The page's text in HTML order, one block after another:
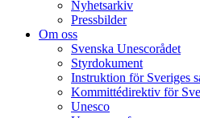
Nyhetsarkiv
Pressbilder
Om oss
Svenska Unescorådet
Styrdokument
Instruktion för Sveriges
Kommittédirektiv för
Unesco